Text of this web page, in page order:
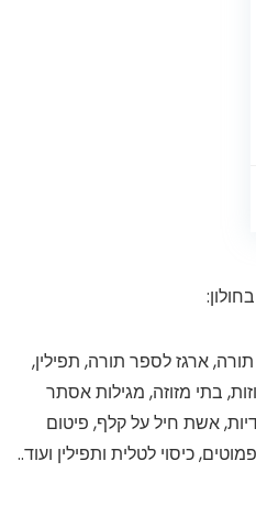
ארגז לספר תורה, תפילין,
בתי מזוזה, מגילות אסתר
אשת חיל על קלף, פיטום
כיסוי לטלית ותפילין ועוד..